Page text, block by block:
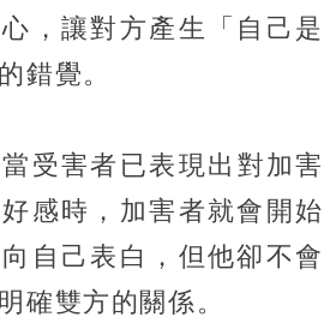
，讓對方產生「自己是
錯覺。
當受害者已表現出對加害
感時，加害者就會開始
自己表白，但他卻不會
確雙方的關係。